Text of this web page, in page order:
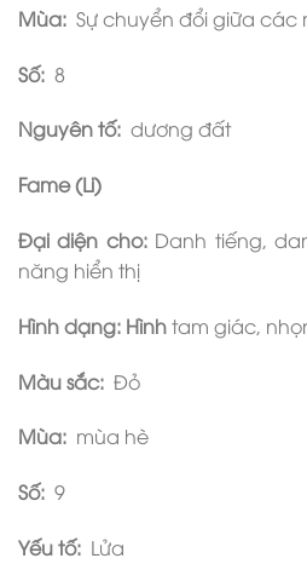
Mùa: Sự chuyển đổi giữa các
Số: 8
Nguyên tố: dương đất
Fame (Li)
Đại diện cho:Danh tiếng,
năng hiển thị
Hình dạng: Hìnhtam giác,
Màu sắc: Đỏ
Mùa: mùa hè
Số: 9
Yếu tố: Lửa